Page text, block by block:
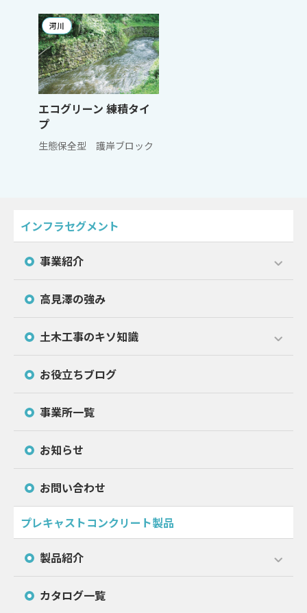
エコグリーン 練積タイ
プ
河川
生態保全型 護岸ブロック
インフラセグメント
事業紹介
高見澤の強み
土木工事のキソ知識
お役立ちブログ
事業所一覧
お知らせ
お問い合わせ
プレキャストコンクリート製品
製品紹介
カタログ一覧